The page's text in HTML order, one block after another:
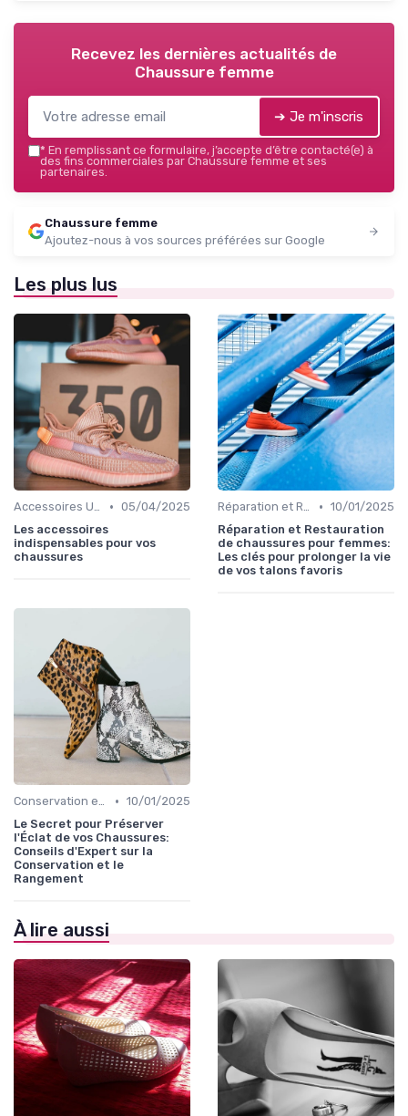
Recevez les dernières actualités de
Chaussure femme
➔ Je m'inscris
* En remplissant ce formulaire, j’accepte d’être contacté(e) à
des fins commerciales par Chaussure femme et ses
partenaires.
Chaussure femme
Ajoutez-nous à vos sources préférées sur Google
Les plus lus
Accessoires Utiles • 05/04/2025
Les accessoires
indispensables pour vos
chaussures
Réparation et Restauration • 10/01/2025
Réparation et Restauration
de chaussures pour femmes:
Les clés pour prolonger la vie
de vos talons favoris
Conservation et Rangement • 10/01/2025
Le Secret pour Préserver
l'Éclat de vos Chaussures:
Conseils d'Expert sur la
Conservation et le
Rangement
À lire aussi